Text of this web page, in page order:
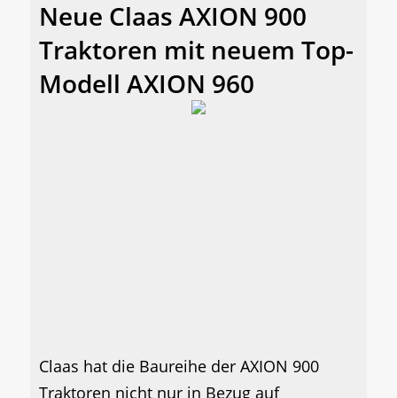
Neue Claas AXION 900
Traktoren mit neuem Top-
Modell AXION 960
Claas hat die Baureihe der AXION 900
Traktoren nicht nur in Bezug auf